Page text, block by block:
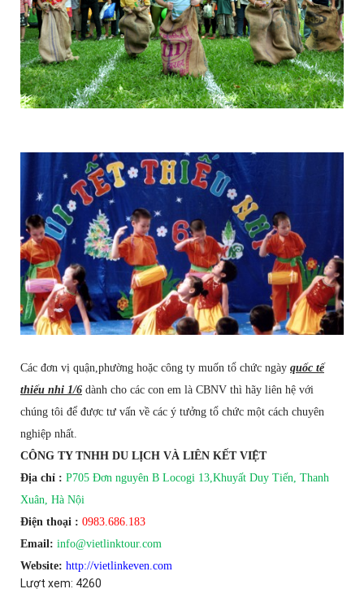
Các đơn vị quận,phường hoặc công ty muốn tổ chức ngày quốc tế
thiếu nhi 1/6 dành cho các con em là CBNV thì hãy liên hệ với
chúng tôi để được tư vấn về các ý tưởng tổ chức một cách chuyên
nghiệp nhất.
CÔNG TY TNHH DU LỊCH VÀ LIÊN KẾT VIỆT
Địa chỉ : P705 Đơn nguyên B Locogi 13,Khuyất Duy Tiến, Thanh
Xuân, Hà Nội
Điện thoại : 0983.686.183
Email: info@vietlinktour.com
Website: http://vietlinkeven.com
Lượt xem: 4260